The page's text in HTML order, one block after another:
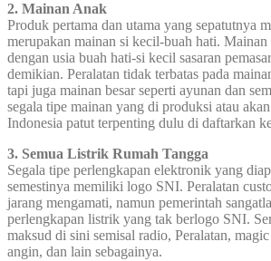
2. Mainan Anak
Produk pertama dan utama yang sepatutnya
merupakan mainan si kecil-buah hati.
dengan usia buah hati-si kecil sasaran
demikian. Peralatan tidak terbatas pada
tapi juga mainan besar seperti ayunan dan
segala tipe mainan yang di produksi atau
Indonesia patut terpenting dulu di daftarkan
3. Semua Listrik Rumah Tangga
Segala tipe perlengkapan elektronik yang
semestinya memiliki logo SNI. Peralatan
jarang mengamati, namun pemerintah
perlengkapan listrik yang tak berlogo SNI.
maksud di sini semisal radio, Peralatan,
angin, dan lain sebagainya.